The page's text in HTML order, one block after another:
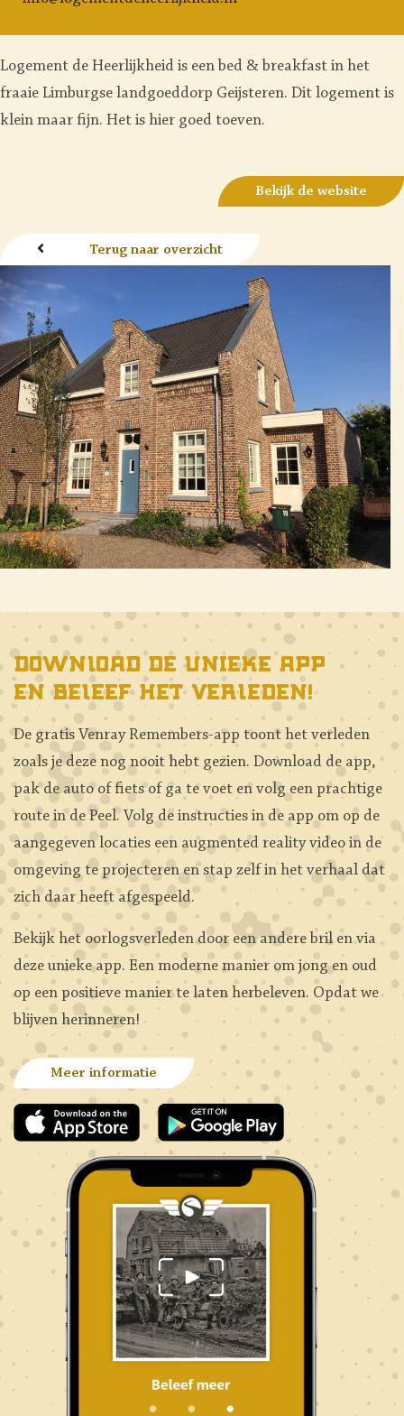
Logement de Heerlijkheid is een bed & breakfast in het
fraaie Limburgse landgoeddorp Geijsteren. Dit logement is
klein maar fijn. Het is hier goed toeven.
Bekijk de website
Terug naar overzicht
Download de unieke app
en beleef het verleden!
De gratis Venray Remembers-app toont het verleden
zoals je deze nog nooit hebt gezien. Download de app,
pak de auto of fiets of ga te voet en volg een prachtige
route in de Peel. Volg de instructies in de app om op de
aangegeven locaties een augmented reality video in de
omgeving te projecteren en stap zelf in het verhaal dat
zich daar heeft afgespeeld.
Bekijk het oorlogsverleden door een andere bril en via
deze unieke app. Een moderne manier om jong en oud
op een positieve manier te laten herbeleven. Opdat we
blijven herinneren!
Meer informatie